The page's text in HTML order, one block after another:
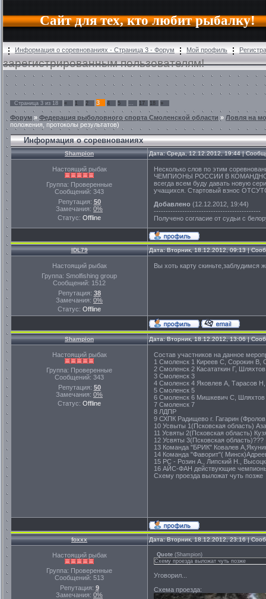
Сайт для тех, кто любит рыбалку!
Информация о соревнованиях - Страница 3 - Форум Мой профиль
зарегистрированным пользователям!
Страница 3 из 18 « 1 2 3 4 5 … 17 18 »
Форум » Федерация рыболовного спорта Смоленской области » Ловля на
положения, протоколы результатов)
Информация о соревнованиях
Shampion Дата: Среда, 12.12.2012, 19:44 |
Настоящий рыбак
Группа: Проверенные
Сообщений: 343
Репутация: 50
Замечания: 0%
Статус: Offline
Несколько слов по этим
ЧЕМПИОНЫ РОССИИ В КОМАНДНОМ
всегда всем буду давать новую
учащихся. Стартовый взнос
Добавлено (12.12.2012, 19:44)
---------------------------------------------
Получено согласие от судьи с
IDL79 Дата: Вторник, 18.12.2012, 09:13 |
Настоящий рыбак
Группа: Smolfishing group
Сообщений: 1512
Репутация: 38
Замечания: 0%
Статус: Offline
Вы хоть карту скиньте,заблудимся
Shampion Дата: Вторник, 18.12.2012, 13:06 |
Настоящий рыбак
Группа: Проверенные
Сообщений: 343
Репутация: 50
Замечания: 0%
Статус: Offline
Состав участников на данное
1 Смоленск 1 Киреев С, Сорокин В,
2 Смоленск 2 Касататкин Г,
3 Смоленск 3
4 Смоленск 4 Яковлев А, Тарасов
5 Смоленск 5
6 Смоленск 6 Мишкевич С,
7 Смоленск 7
8 ЛДПР
9 СХПК Радищево г. Гагарин
10 Усвыты 1(Псковская область)
11 Усвяты 2(Псковская область)
12 Усвяты 3(Псковская область)???
13 Команда "БРИК" Ковалев
14 Команда "Фаворит"(
15 РС - Розин А., Липский Н.,
16 АЙС-ФАН действующие
Схему проезда выложат чуть позже
foxxx Дата: Вторник, 18.12.2012, 23:16 |
Настоящий рыбак
Группа: Проверенные
Сообщений: 513
Репутация: 9
Замечания: 0%
Quote (Shampion)
Схему проезда выложат чуть позже
Уговорил...
Схема проезда: